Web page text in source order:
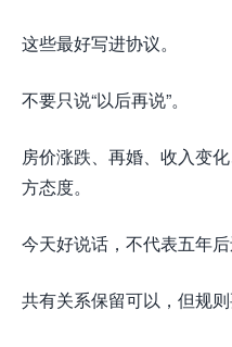
这些最好写进协议。
不要只说“以后再说”。
房价涨跌、再婚、收入变
方态度。
今天好说话，不代表五年后
共有关系保留可以，但规则